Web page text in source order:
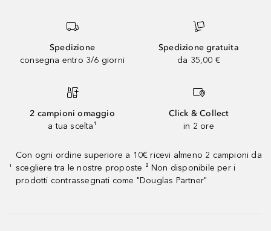
Spedizione
consegna entro 3/6 giorni
Spedizione gratuita
da 35,00 €
2 campioni omaggio
a tua scelta¹
Click & Collect
in 2 ore
¹
Con ogni ordine superiore a 10€ ricevi almeno 2 campioni da
scegliere tra le nostre proposte ² Non disponibile per i
prodotti contrassegnati come "Douglas Partner"